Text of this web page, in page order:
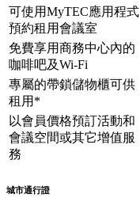
可使用MyTEC應用程式
預約租用會議室
免費享用商務中心內的
咖啡吧及Wi-Fi
專屬的帶鎖儲物櫃可供
租用*
以會員價格預訂活動和
會議空間或其它增值服
務
城市通行證